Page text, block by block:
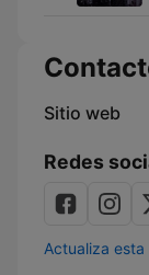
Sitio web
Redes
Actualiza